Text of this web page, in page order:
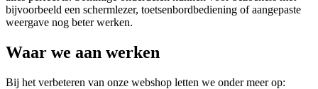
bijvoorbeeld een schermlezer, toetsenbordbediening of aangepaste
weergave nog beter werken.
Waar we aan werken
Bij het verbeteren van onze webshop letten we onder meer op: